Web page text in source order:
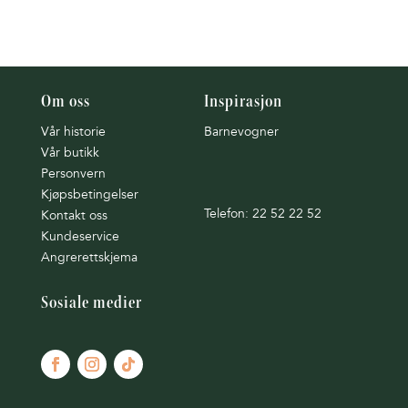
Om oss
Vår historie
Vår butikk
Personvern
Kjøpsbetingelser
Kontakt oss
Kundeservice
Angrerettskjema
Inspirasjon
Barnevogner
Telefon: 22 52 22 52
Sosiale medier